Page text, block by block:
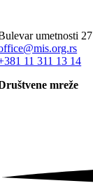
umetnosti 27
11 311 13 14
mreže